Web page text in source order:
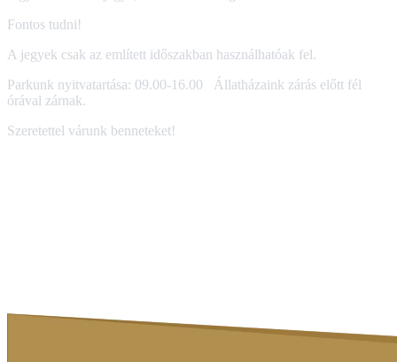
Fontos tudni!
A jegyek csak az említett időszakban használhatóak fel.
Parkunk nyitvatartása: 09.00-16.00 Állatházaink zárás előtt fél
órával zárnak.
Szeretettel várunk benneteket!